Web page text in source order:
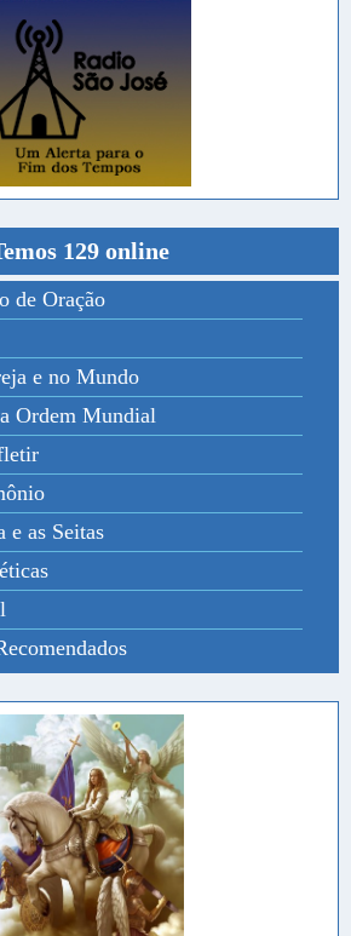
129 online
de Oração
e no Mundo
Ordem Mundial
e as Seitas